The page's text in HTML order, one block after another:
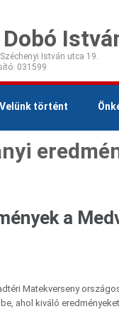
István utca 19.
Velünk történt
a
Matekverseny
ahol kiváló